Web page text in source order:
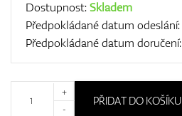
Dostupnost:Skladem
Předpokládané datum odeslání:
Předpokládané datum doručení:
+
-
PŘIDAT DO KOŠÍKU